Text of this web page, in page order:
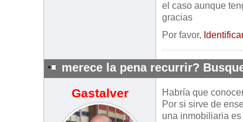
el caso aunque
gracias
Por favor,
merece la pena recurrir?
Gastalver
Habría que
Por si sirve de
una inmobiliaria